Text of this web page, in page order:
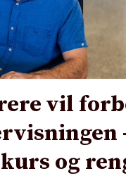
vil
og